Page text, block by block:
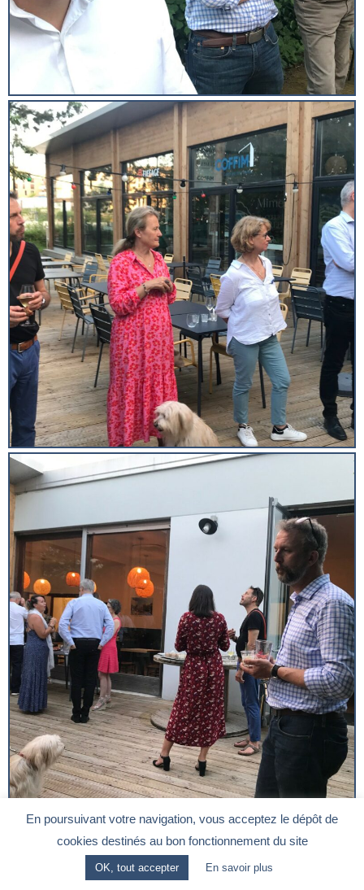
Rechercher un Membre
En poursuivant votre navigation, vous acceptez le dépôt de
cookies destinés au bon fonctionnement du site
OK, tout accepter En savoir plus